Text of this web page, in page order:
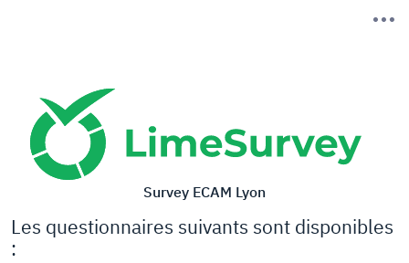
Survey ECAM Lyon
Les questionnaires suivants sont disponibles
: